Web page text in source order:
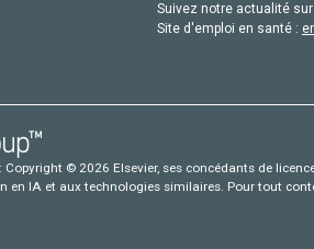
Suivez notre actualité
Site d'emploi en santé :
Copyright © 2026 Elsevier, ses concédants de
en IA et aux technologies similaires. Pour tout